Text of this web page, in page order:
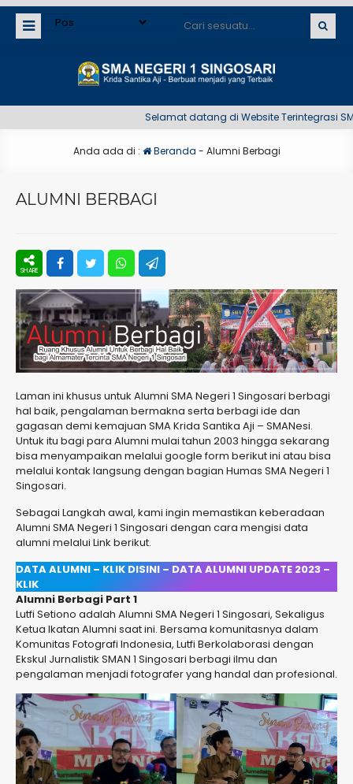
Selamat datang di Website Terintegrasi SMA
Anda ada di : Beranda - Alumni Berbagi
ALUMNI BERBAGI
Laman ini khusus untuk Alumni SMA Negeri 1 Singosari berbagi
hal baik, pengalaman bermakna serta berbagi ide dan
gagasan demi kemajuan SMA Krida Santika Aji – SMANesi.
Untuk itu bagi para Alumni mulai tahun 2003 hingga sekarang
bisa menyampaikan melalui google form berikut ini atau bisa
melalui kontak langsung dengan bagian Humas SMA Negeri 1
Singosari.
Sebagai Langkah awal, kami ingin memastikan keberadaan
Alumni SMA Negeri 1 Singosari dengan cara mengisi data
alumni melalui Link berikut.
DATA ALUMNI – KLIK DISINI – DATA ALUMNI UPDATE 2023 –
KLIK
Alumni Berbagi Part 1
Lutfi Setiono adalah Alumni SMA Negeri 1 Singosari, Sekaligus
Ketua Ikatan Alumni saat ini. Bersama komunitasnya dalam
Komunitas Fotografi Indonesia, Lutfi Berkolaborasi dengan
Ekskul Jurnalistik SMAN 1 Singosari berbagi ilmu dan
pengalaman menjadi fotografer yang handal dan profesional.